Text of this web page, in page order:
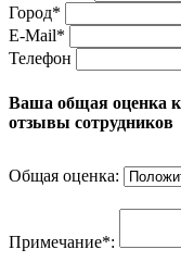
Город*
E-Mail*
Телефон
Ваша общая оценка
отзывы сотрудников
Общая оценка:
Примечание*: